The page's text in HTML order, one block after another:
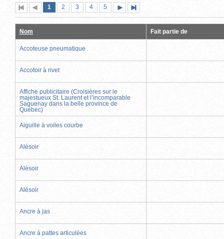
Première
page
Page
précédente
Page
1 (page
actuelle)
Page
2 Page
3 Page
4 Page
5
suivante
page
Nom Fait partie de
Accoteuse pneumatique
Accotoir à rivet
Affiche publicitaire (Croisières sur le
majestueux St. Laurent et l’incomparable
Saguenay dans la belle province de
Québec)
Aiguille à voiles courbe
Alésoir
Alésoir
Alésoir
Ancre à jas
Ancre à pattes articulées